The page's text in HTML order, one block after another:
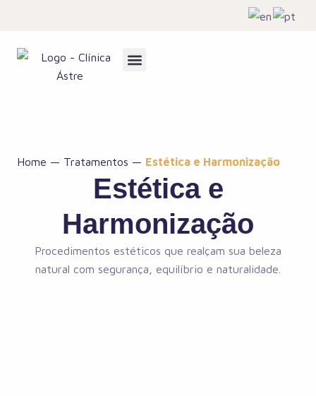
Home — Tratamentos — Estética e Harmonização
Estética e
Harmonização
Procedimentos estéticos que realçam sua beleza
natural com segurança, equilíbrio e naturalidade.